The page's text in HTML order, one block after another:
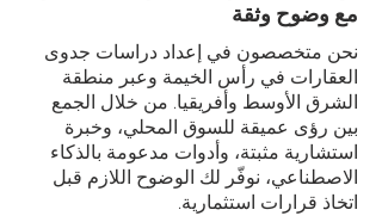
مع وضوح وثقة
نحن متخصصون في إعداد دراسات جدوى
العقارات في رأس الخيمة وعبر منطقة
الشرق الأوسط وأفريقيا. من خلال الجمع
بين رؤى عميقة للسوق المحلي، وخبرة
استشارية مثبتة، وأدوات مدعومة بالذكاء
الاصطناعي، نوفّر لك الوضوح اللازم قبل
اتخاذ قرارات استثمارية.